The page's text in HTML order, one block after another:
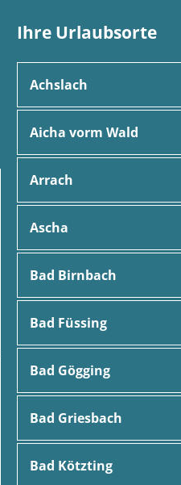
Ihre Urlaubsorte
Achslach
Aicha vorm Wald
Arrach
Ascha
Bad Birnbach
Bad Füssing
Bad Gögging
Bad Griesbach
Bad Kötzting